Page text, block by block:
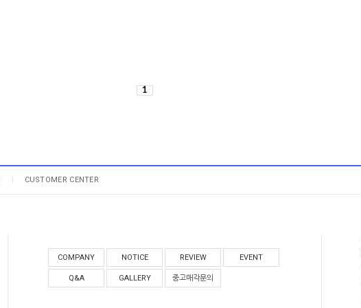
1
CUSTOMER CENTER
COMPANY NOTICE REVIEW EVENT
Q&A GALLERY 중고매각문의